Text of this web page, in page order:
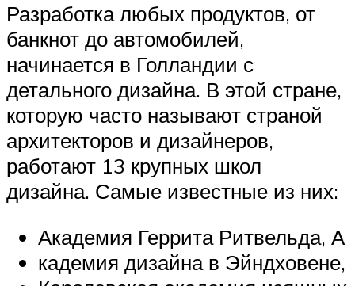
Разработка любых продуктов, от
банкнот до автомобилей,
начинается в Голландии с
детального дизайна. В этой стране,
которую часто называют страной
архитекторов и дизайнеров,
работают 13 крупных школ
дизайна. Самые известные из них:
Академия Геррита Ритвельда, А
кадемия дизайна в Эйндховене,